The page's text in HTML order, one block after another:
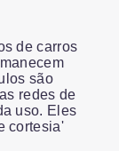
de carros
são
redes de
uso. Eles
cortesia'